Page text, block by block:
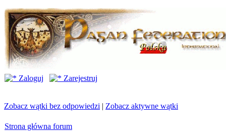
Zaloguj Zarejestruj
Zobacz wątki bez odpowiedzi | Zobacz aktywne wątki
Strona główna forum